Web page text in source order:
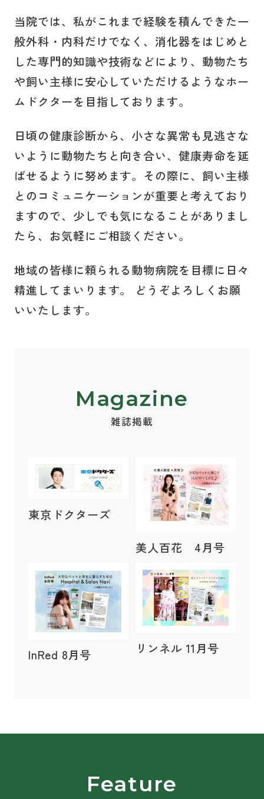
当院では、私がこれまで経験を積んできた一
般外科・内科だけでなく、消化器をはじめと
した専門的知識や技術などにより、動物たち
や飼い主様に安心していただけるようなホー
ムドクターを目指しております。
日頃の健康診断から、小さな異常も見逃さな
いように動物たちと向き合い、健康寿命を延
ばせるように努めます。その際に、飼い主様
とのコミュニケーションが重要と考えており
ますので、少しでも気になることがありまし
たら、お気軽にご相談ください。
地域の皆様に頼られる動物病院を目標に日々
精進してまいります。 どうぞよろしくお願
いいたします。
雑誌掲載
Magazine
東京ドクターズ
美人百花 4月号
InRed 8月号 リンネル 11月号
Feature